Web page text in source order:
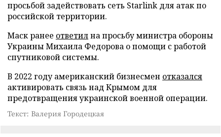
просьбой задействовать сеть Starlink для атак по
российской территории.
Маск ранее ответилна просьбу министра обороны
Украины Михаила Федорова о помощи с работой
спутниковой системы.
В 2022 году американский бизнесмен отказался
активировать связь над Крымом для
предотвращения украинской военной операции.
Текст: Валерия Городецкая